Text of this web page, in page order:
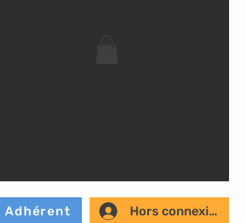
Adhérent Hors connexion